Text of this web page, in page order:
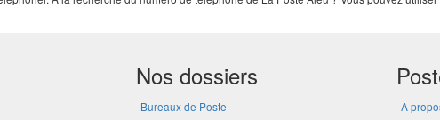
Nos dossiers
Bureaux de Poste
A